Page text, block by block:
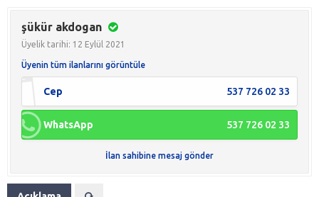
şükür akdogan
Üyelik tarihi: 12 Eylül 2021
Üyenin tüm ilanlarını görüntüle
Cep 537 726 02 33
WhatsApp 537 726 02 33
İlan sahibine mesaj gönder